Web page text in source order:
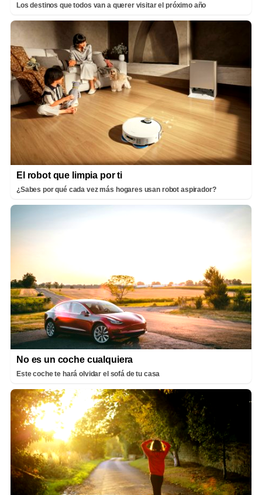
Los destinos que todos van a querer visitar el próximo año
El robot que limpia por ti
¿Sabes por qué cada vez más hogares usan robot aspirador?
No es un coche cualquiera
Este coche te hará olvidar el sofá de tu casa